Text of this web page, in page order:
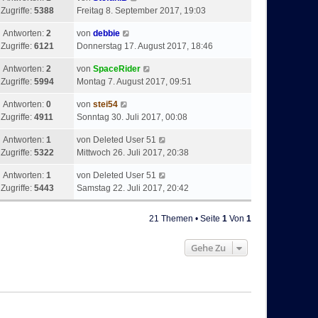
Zugriffe: 5388
Freitag 8. September 2017, 19:03
Antworten: 2
Zugriffe: 6121
von debbie
Donnerstag 17. August 2017, 18:46
Antworten: 2
Zugriffe: 5994
von SpaceRider
Montag 7. August 2017, 09:51
Antworten: 0
Zugriffe: 4911
von stei54
Sonntag 30. Juli 2017, 00:08
Antworten: 1
Zugriffe: 5322
von Deleted User 51
Mittwoch 26. Juli 2017, 20:38
Antworten: 1
Zugriffe: 5443
von Deleted User 51
Samstag 22. Juli 2017, 20:42
21 Themen • Seite 1 Von 1
Gehe Zu